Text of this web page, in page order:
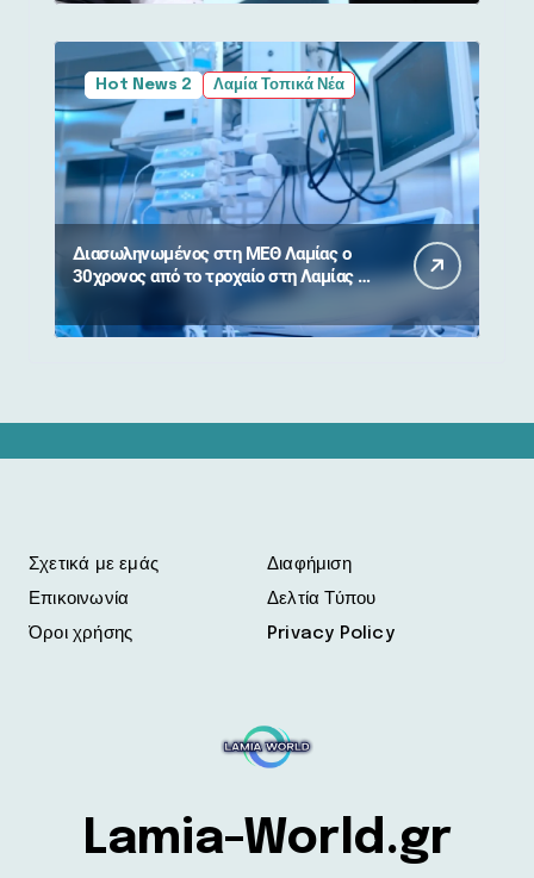
Hot News 2 Λαμία Τοπικά Νέα
Διασωληνωμένος στη ΜΕΘ Λαμίας ο
30χρονος από το τροχαίο στη Λαμίας –
Σχετικά με εμάς
Επικοινωνία
Όροι χρήσης
Διαφήμιση
Δελτία Τύπου
Privacy Policy
Lamia-World.gr